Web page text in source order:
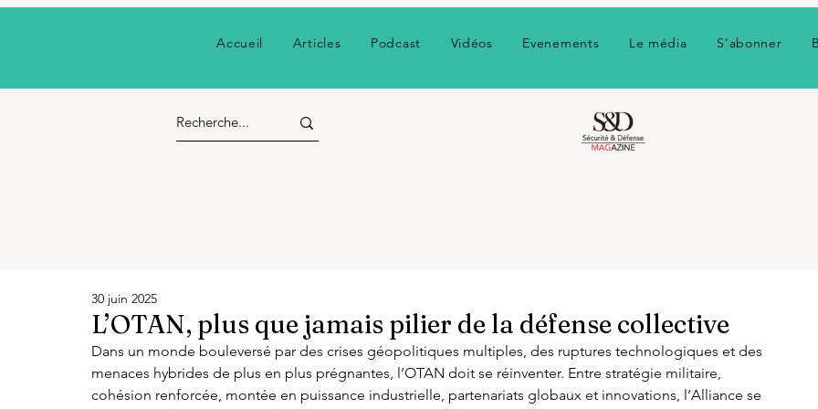
Accueil Articles Podcast Vidéos Evenements Le média S'abonner
L’OTAN, plus que jamais pilier de la défense collective
30 juin 2025
Dans un monde bouleversé par des crises géopolitiques multiples, des ruptures technologiques et des
menaces hybrides de plus en plus prégnantes, l’OTAN doit se réinventer. Entre stratégie militaire,
cohésion renforcée, montée en puissance industrielle, partenariats globaux et innovations, l’Alliance se